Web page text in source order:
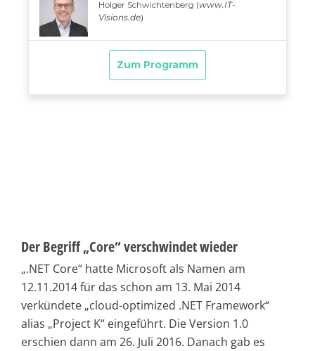
Der Begriff „Core“ verschwindet wieder
„.NET Core“ hatte Microsoft als Namen am
12.11.2014 für das schon am 13. Mai 2014
verkündete „cloud-optimized .NET Framework“
alias „Project K“ eingeführt. Die Version 1.0
erschien dann am 26. Juli 2016. Danach gab es